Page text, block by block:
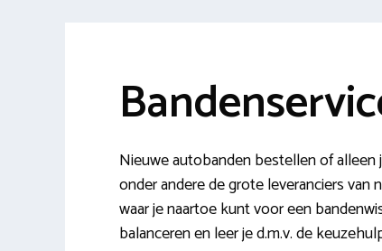
Nieuwe autobanden bestellen of
onder andere de grote leveranciers
waar je naartoe kunt voor een
balanceren en leer je d.m.v. de